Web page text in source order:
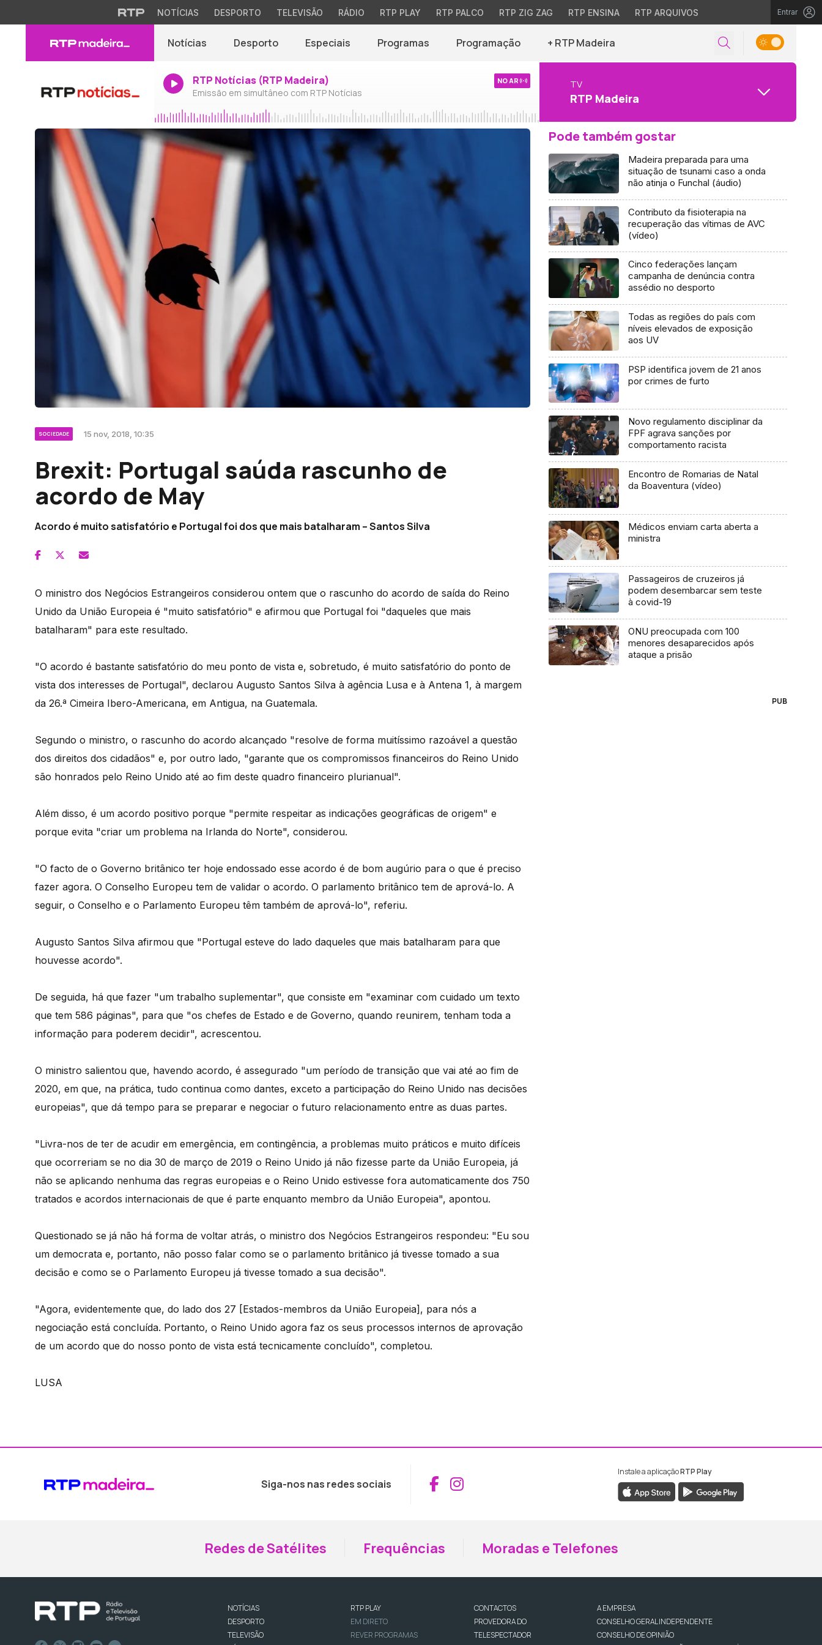
NOTÍCIAS DESPORTO TELEVISÃO RÁDIO RTP PLAY RTP PALCO RTP ZIG ZAG RTP ENSINA RTP ARQUIVOS Entrar
Notícias Desporto Especiais Programas Programação + RTP Madeira
RTP Notícias (RTP Madeira)
Emissão em simultâneo com RTP Notícias
NO AR TV
RTP Madeira
SOCIEDADE 15 nov, 2018, 10:35
Brexit: Portugal saúda rascunho de
acordo de May
Acordo é muito satisfatório e Portugal foi dos que mais batalharam – Santos Silva
O ministro dos Negócios Estrangeiros considerou ontem que o rascunho do acordo de saída do Reino
Unido da União Europeia é "muito satisfatório" e afirmou que Portugal foi "daqueles que mais
batalharam" para este resultado.
"O acordo é bastante satisfatório do meu ponto de vista e, sobretudo, é muito satisfatório do ponto de
vista dos interesses de Portugal", declarou Augusto Santos Silva à agência Lusa e à Antena 1, à margem
da 26.ª Cimeira Ibero-Americana, em Antigua, na Guatemala.
Segundo o ministro, o rascunho do acordo alcançado "resolve de forma muitíssimo razoável a questão
dos direitos dos cidadãos" e, por outro lado, "garante que os compromissos financeiros do Reino Unido
são honrados pelo Reino Unido até ao fim deste quadro financeiro plurianual".
Além disso, é um acordo positivo porque "permite respeitar as indicações geográficas de origem" e
porque evita "criar um problema na Irlanda do Norte", considerou.
"O facto de o Governo britânico ter hoje endossado esse acordo é de bom augúrio para o que é preciso
fazer agora. O Conselho Europeu tem de validar o acordo. O parlamento britânico tem de aprová-lo. A
seguir, o Conselho e o Parlamento Europeu têm também de aprová-lo", referiu.
Augusto Santos Silva afirmou que "Portugal esteve do lado daqueles que mais batalharam para que
houvesse acordo".
De seguida, há que fazer "um trabalho suplementar", que consiste em "examinar com cuidado um texto
que tem 586 páginas", para que "os chefes de Estado e de Governo, quando reunirem, tenham toda a
informação para poderem decidir", acrescentou.
O ministro salientou que, havendo acordo, é assegurado "um período de transição que vai até ao fim de
2020, em que, na prática, tudo continua como dantes, exceto a participação do Reino Unido nas decisões
europeias", que dá tempo para se preparar e negociar o futuro relacionamento entre as duas partes.
"Livra-nos de ter de acudir em emergência, em contingência, a problemas muito práticos e muito difíceis
que ocorreriam se no dia 30 de março de 2019 o Reino Unido já não fizesse parte da União Europeia, já
não se aplicando nenhuma das regras europeias e o Reino Unido estivesse fora automaticamente dos 750
tratados e acordos internacionais de que é parte enquanto membro da União Europeia", apontou.
Questionado se já não há forma de voltar atrás, o ministro dos Negócios Estrangeiros respondeu: "Eu sou
um democrata e, portanto, não posso falar como se o parlamento britânico já tivesse tomado a sua
decisão e como se o Parlamento Europeu já tivesse tomado a sua decisão".
"Agora, evidentemente que, do lado dos 27 [Estados-membros da União Europeia], para nós a
negociação está concluída. Portanto, o Reino Unido agora faz os seus processos internos de aprovação
de um acordo que do nosso ponto de vista está tecnicamente concluído", completou.
LUSA
Pode também gostar
Madeira preparada para uma
situação de tsunami caso a onda
não atinja o Funchal (áudio)
Contributo da fisioterapia na
recuperação das vítimas de AVC
(vídeo)
Cinco federações lançam
campanha de denúncia contra
assédio no desporto
Todas as regiões do país com
níveis elevados de exposição
aos UV
PSP identifica jovem de 21 anos
por crimes de furto
Novo regulamento disciplinar da
FPF agrava sanções por
comportamento racista
Encontro de Romarias de Natal
da Boaventura (vídeo)
Médicos enviam carta aberta a
ministra
Passageiros de cruzeiros já
podem desembarcar sem teste
à covid-19
ONU preocupada com 100
menores desaparecidos após
ataque a prisão
PUB
Siga-nos nas redes sociais Aceder ao Facebook da RTP Madeira
Aceder ao Instagram da RTP Madeira
Instale a aplicaçãoRTP Play
Redes de Satélites Frequências Moradas e Telefones
NOTÍCIAS
DESPORTO
TELEVISÃO
RTP PLAY
EM DIRETO
REVER PROGRAMAS
CONTACTOS
PROVEDORA DO
TELESPECTADOR
A EMPRESA
CONSELHO GERAL INDEPENDENTE
CONSELHO DE OPINIÃO